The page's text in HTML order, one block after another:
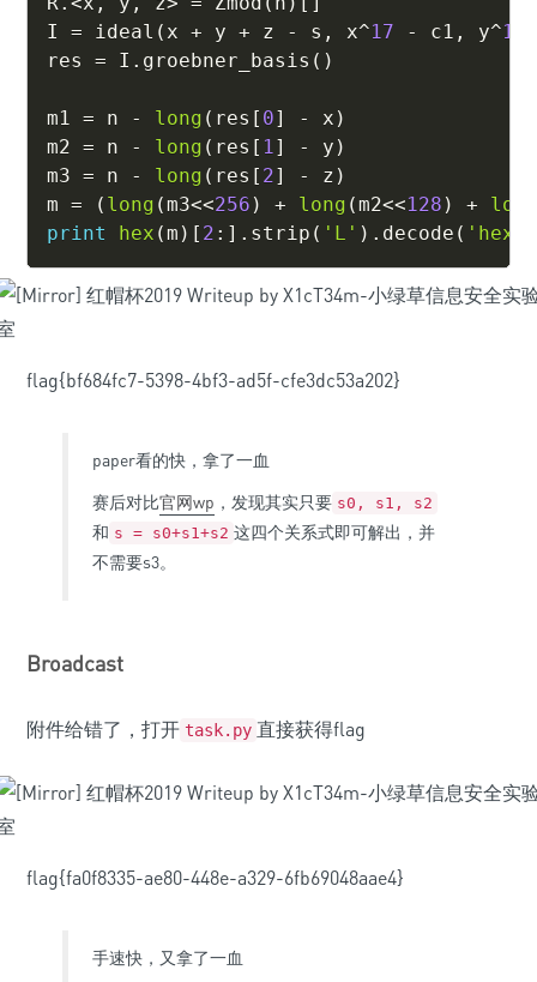
I = ideal ( x + y + z - s , x^17 - c1 , y^17
res = I . groebner_basis ( )
m1 = n - long ( res [ 0] - x )
m2 = n - long ( res [ 1] - y )
m3 = n - long ( res [ 2] - z )
m = ( long (m3<<256 ) + long (m2<<128 ) +
long
print
hex (m ) [ 2 : ] . strip ( 'L' ) . decode ( 'hex'
flag{bf684fc7-5398-4bf3-ad5f-cfe3dc53a202}
paper看的快，拿了一血
赛后对比官网wp ，发现其实只要 s0, s1, s2
和 s = s0+s1+s2 这四个关系式即可解出，并
不需要s3。
Broadcast
附件给错了，打开 task.py 直接获得flag
flag{fa0f8335-ae80-448e-a329-6fb69048aae4}
手速快，又拿了一血